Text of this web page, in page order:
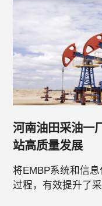
案例中心
关于爱波瑞
河南油田采油一
站高质量发展
将EMBP系统和信
过程，有效提升了